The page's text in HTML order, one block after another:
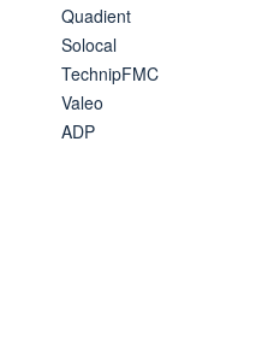
Quadient
Solocal
TechnipFMC
Valeo
ADP